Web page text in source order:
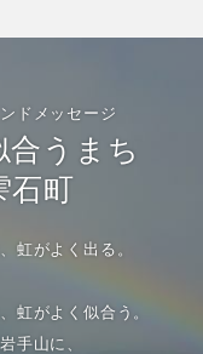
ドメッセージ
合うまち
石町
虹がよく出る。
虹がよく似合う。
手山に、